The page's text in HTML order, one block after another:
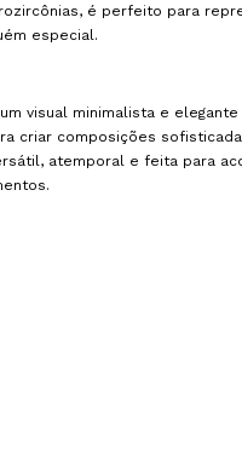
é perfeito para
especial.
visual minimalista e
criar composições
atemporal e feita para